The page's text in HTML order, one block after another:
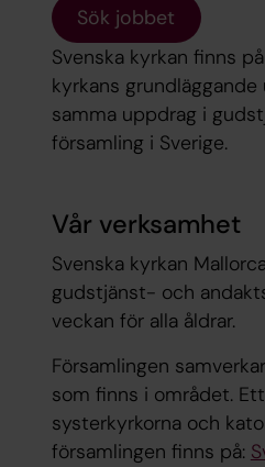
Sök jobbet
Svenska kyrkan finns
kyrkans
samma uppdrag i
församling i Sverige.
Vår verksamhet
Svenska kyrkan
gudstjänst- och
veckan för alla åldrar.
Församlingen
som finns i området.
systerkyrkorna och
församlingen finns på: